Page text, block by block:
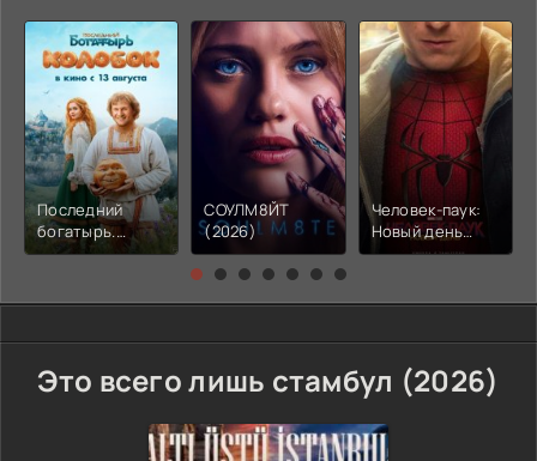
Последний
богатырь.
Колобок (2026)
СОУЛМ8ЙТ
(2026)
Человек-паук:
Новый день
(2026)
Это всего лишь стамбул (2026)